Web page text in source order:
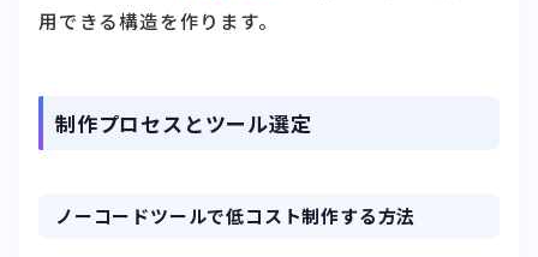
用できる構造を作ります。
制作プロセスとツール選定
ノーコードツールで低コスト制作する方法